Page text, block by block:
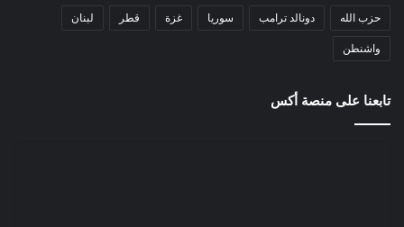
حزب الله دونالد ترامب سوريا غزة قطر لبنان
واشنطن
تابعنا على منصة أكس